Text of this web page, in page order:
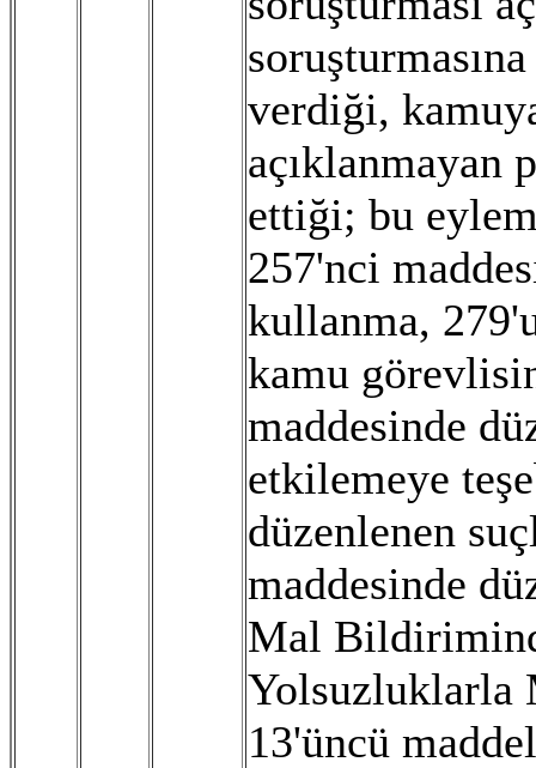
verdiği,
açıklanmayan
ettiği; bu
257'nci
kullanma,
kamu
maddesinde
etkilemeye
düzenlenen
maddesinde
Mal
Yolsuzluklarla
13'üncü